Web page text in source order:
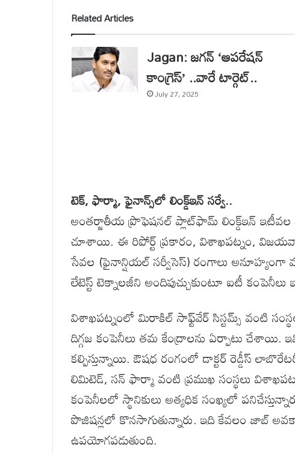
Related Articles
Jagan: జగన్ ‘ఆపరేషన్
కాంగ్రెస్’ ..వారే టార్గెట్..
July 27, 2025
టెక్, ఫార్మా, ఫైనాన్స్‌లో లింక్డ్‌ఇన్ సర్వే..
అంతర్జాతీయ ప్రొఫెషనల్ ప్లాట్‌ఫామ్ లింక్డ్‌ఇన్
చూశాయి. ఈ రిపోర్ట్ ప్రకారం, విశాఖపట్నం,
సేవల (ఫైనాన్షియల్ సర్వీసెస్) రంగాలు అనూహ్యంగా
లేటెస్ట్ టెక్నాలజీని అందిపుచ్చుకుంటూ ఐటీ
విశాఖపట్నంలో మిరాకిల్ సాఫ్ట్‌వేర్ సిస్టమ్స్ వంటి
దిగ్గజ కంపెనీలు తమ కేంద్రాలను ఏర్పాటు చేశాయి.
కల్పిస్తున్నాయి. ఔషధ రంగంలో డాక్టర్ రెడ్డీస్
లిమిటెడ్, సన్ ఫార్మా వంటి ప్రముఖ సంస్థలు
కంపెనీలలో స్థానికులు అత్యధిక సంఖ్యలో
పొజిషన్లలో కొనసాగుతున్నారు. ఇది కేవలం జాబ్
ఉపయోగపడుతుంది.